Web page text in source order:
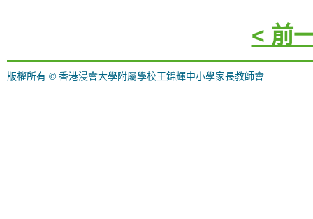
< 前
版權所有 © 香港浸會大學附屬學校王錦輝中小學家長教師會